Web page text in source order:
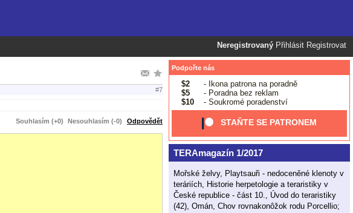
Neregistrovaný Přihlásit Registrovat
#7
Souhlasím (+0) Nesouhlasím (-0) Odpovědět
Podpořte nás
$2
- Ikona patrona na poradně
$5
- Poradna bez reklam
$10
- Soukromé poradenství
STAŇTE SE PATRONEM
TERAmagazín 1/2017
Mořské želvy, Playtsauři - nedoceněné klenoty v
teráriích, Historie herpetologie a teraristiky v
České republice - část 10., Úvod do teraristiky
(42), Omán, Chov rovnakonôžok rodu Porcellio;